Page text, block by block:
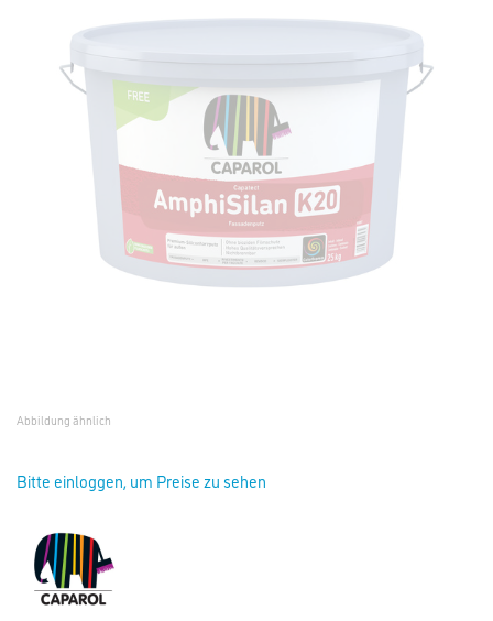
Abbildung ähnlich
Bitte einloggen, um Preise zu sehen